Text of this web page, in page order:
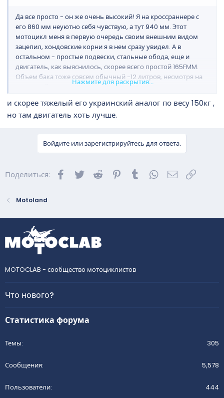
Да все просто - он же очень высокий! Я на кроссраннере с
его 860 мм неуютно себя чувствую, а тут 940 мм. Этот
мотоцикл меня в первую очередь своим внешним видом
зацепил, хондовские корни я в нем сразу увидел. А в
остальном - простые подвески, стальные обода, еще и
двигатель, как выяснилось, скорее всего простой 165FMM.
Объем бака тоже совсем обычный -12 литров, несмотря на
огромный пластик вокруг него. Как не крути, а кроссраннер
двигателя конечно.
Нажмите для раскрытия...
и скорее тяжелый его украинский аналог по весу 150кг ,
но там двигатель хоть лучше.
Войдите или зарегистрируйтесь для ответа.
Поделиться: Facebook
Twitter Reddit Pinterest
Tumblr WhatsApp
Motoland
MOTOCLAB - сообщество мотоциклистов
Что нового?
Статистика форума
Темы 305
Сообщения 5,578
Пользователи 444